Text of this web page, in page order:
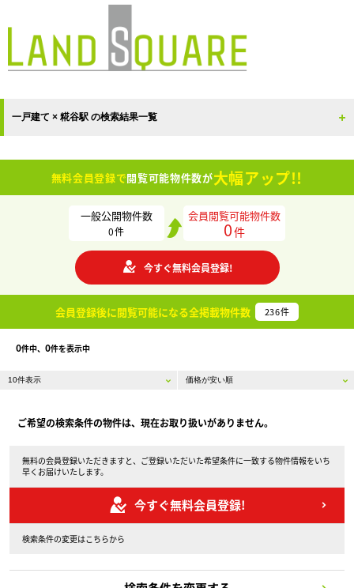
一戸建て × 糀谷駅 の検索結果一覧
無料会員登録で閲覧可能物件数が大幅アップ!!
一般公開物件数
0件
会員閲覧可能物件数
0件
今すぐ無料会員登録!
会員登録後に閲覧可能になる全掲載物件数 236件
0件中、 0件を表示中
ご希望の検索条件の物件は、現在お取り扱いがありません。
無料の会員登録いただきますと、ご登録いただいた希望条件に一致する物件情報をいち
早くお届けいたします。
今すぐ無料会員登録!
検索条件の変更はこちらから